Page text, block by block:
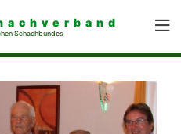
Schachbundes